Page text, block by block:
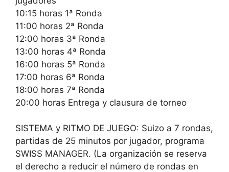
10:15 horas 1ª Ronda
11:00 horas 2ª Ronda
12:00 horas 3ª Ronda
13:00 horas 4ª Ronda
16:00 horas 5ª Ronda
17:00 horas 6ª Ronda
18:00 horas 7ª Ronda
20:00 horas Entrega y clausura de torneo
SISTEMA y RITMO DE JUEGO: Suizo a 7 rondas,
partidas de 25 minutos por jugador, programa
SWISS MANAGER. (La organización se reserva
el derecho a reducir el número de rondas en